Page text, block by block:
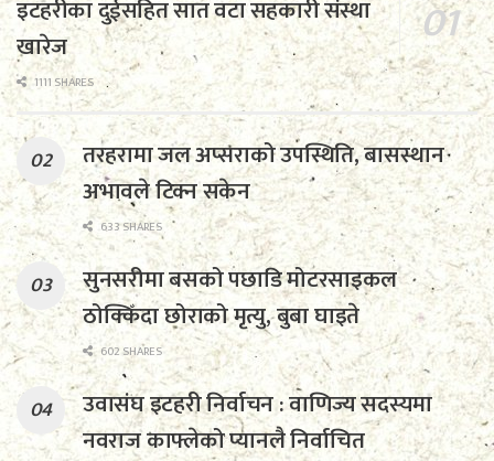
इटहरीका दुईसहित सात वटा सहकारी संस्था
खारेज
1111 SHARES
तरहरामा जल अप्सराको उपस्थिति, बासस्थान
अभावले टिक्न सकेन
633 SHARES
सुनसरीमा बसको पछाडि मोटरसाइकल
ठोक्किँदा छोराको मृत्यु, बुबा घाइते
602 SHARES
उवासंघ इटहरी निर्वाचन : वाणिज्य सदस्यमा
नवराज काफ्लेको प्यानलै निर्वाचित